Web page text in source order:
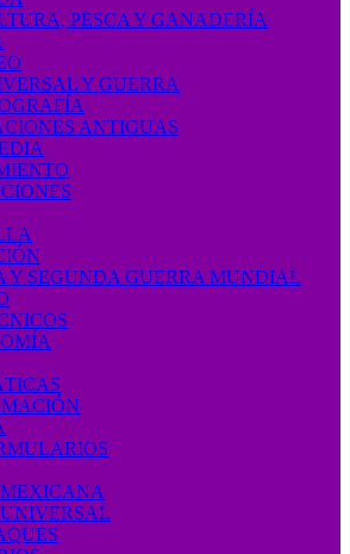
PESCA Y GANADERÍA
Y GUERRA
ANTIGUAS
Y SEGUNDA GUERRA MUNDIAL